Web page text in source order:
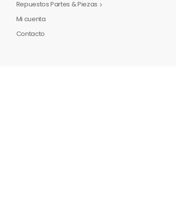
Repuestos Partes & Piezas
Mi cuenta
Contacto